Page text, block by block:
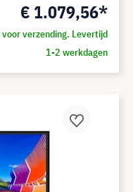
€ 1.079,56*
verzending. Levertijd
1-2 werkdagen